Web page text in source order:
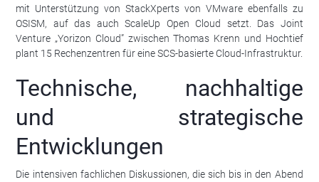
mit Unterstützung von StackXperts von VMware ebenfalls zu
OSISM, auf das auch ScaleUp Open Cloud setzt. Das Joint
Venture „Yorizon Cloud” zwischen Thomas Krenn und Hochtief
plant 15 Rechenzentren für eine SCS-basierte Cloud-Infrastruktur.
Technische, nachhaltige
und strategische
Entwicklungen
Die intensiven fachlichen Diskussionen, die sich bis in den Abend